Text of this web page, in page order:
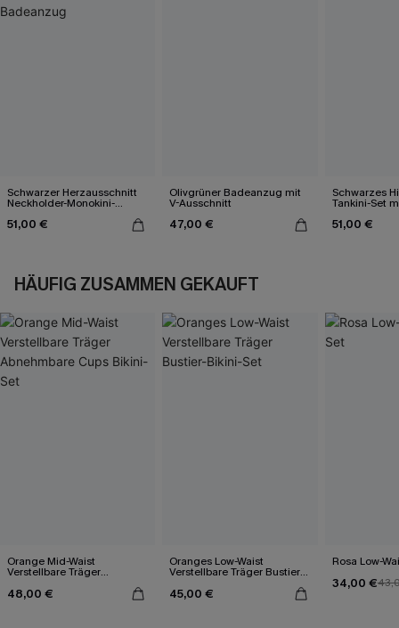
Schwarzer Herzausschnitt
Neckholder-Monokini-
51,00 €
Olivgrüner Badeanzug mit
V-Ausschnitt
47,00 €
Schwarzes
Tankini-Set
51,00 €
HÄUFIG ZUSAMMEN GEKAUFT
Orange Mid-Waist
Verstellbare Träger
Set
48,00 €
Oranges Low-Waist
Verstellbare Träger Bustier-
45,00 €
Rosa Low-
34,00 €